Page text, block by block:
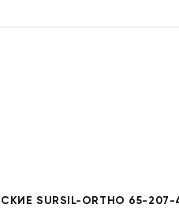
SURSIL-ORTHO 65-207-